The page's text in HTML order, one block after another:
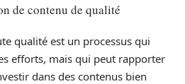
de contenu de qualité
qualité est un processus qui
efforts, mais qui peut rapporter
dans des contenus bien